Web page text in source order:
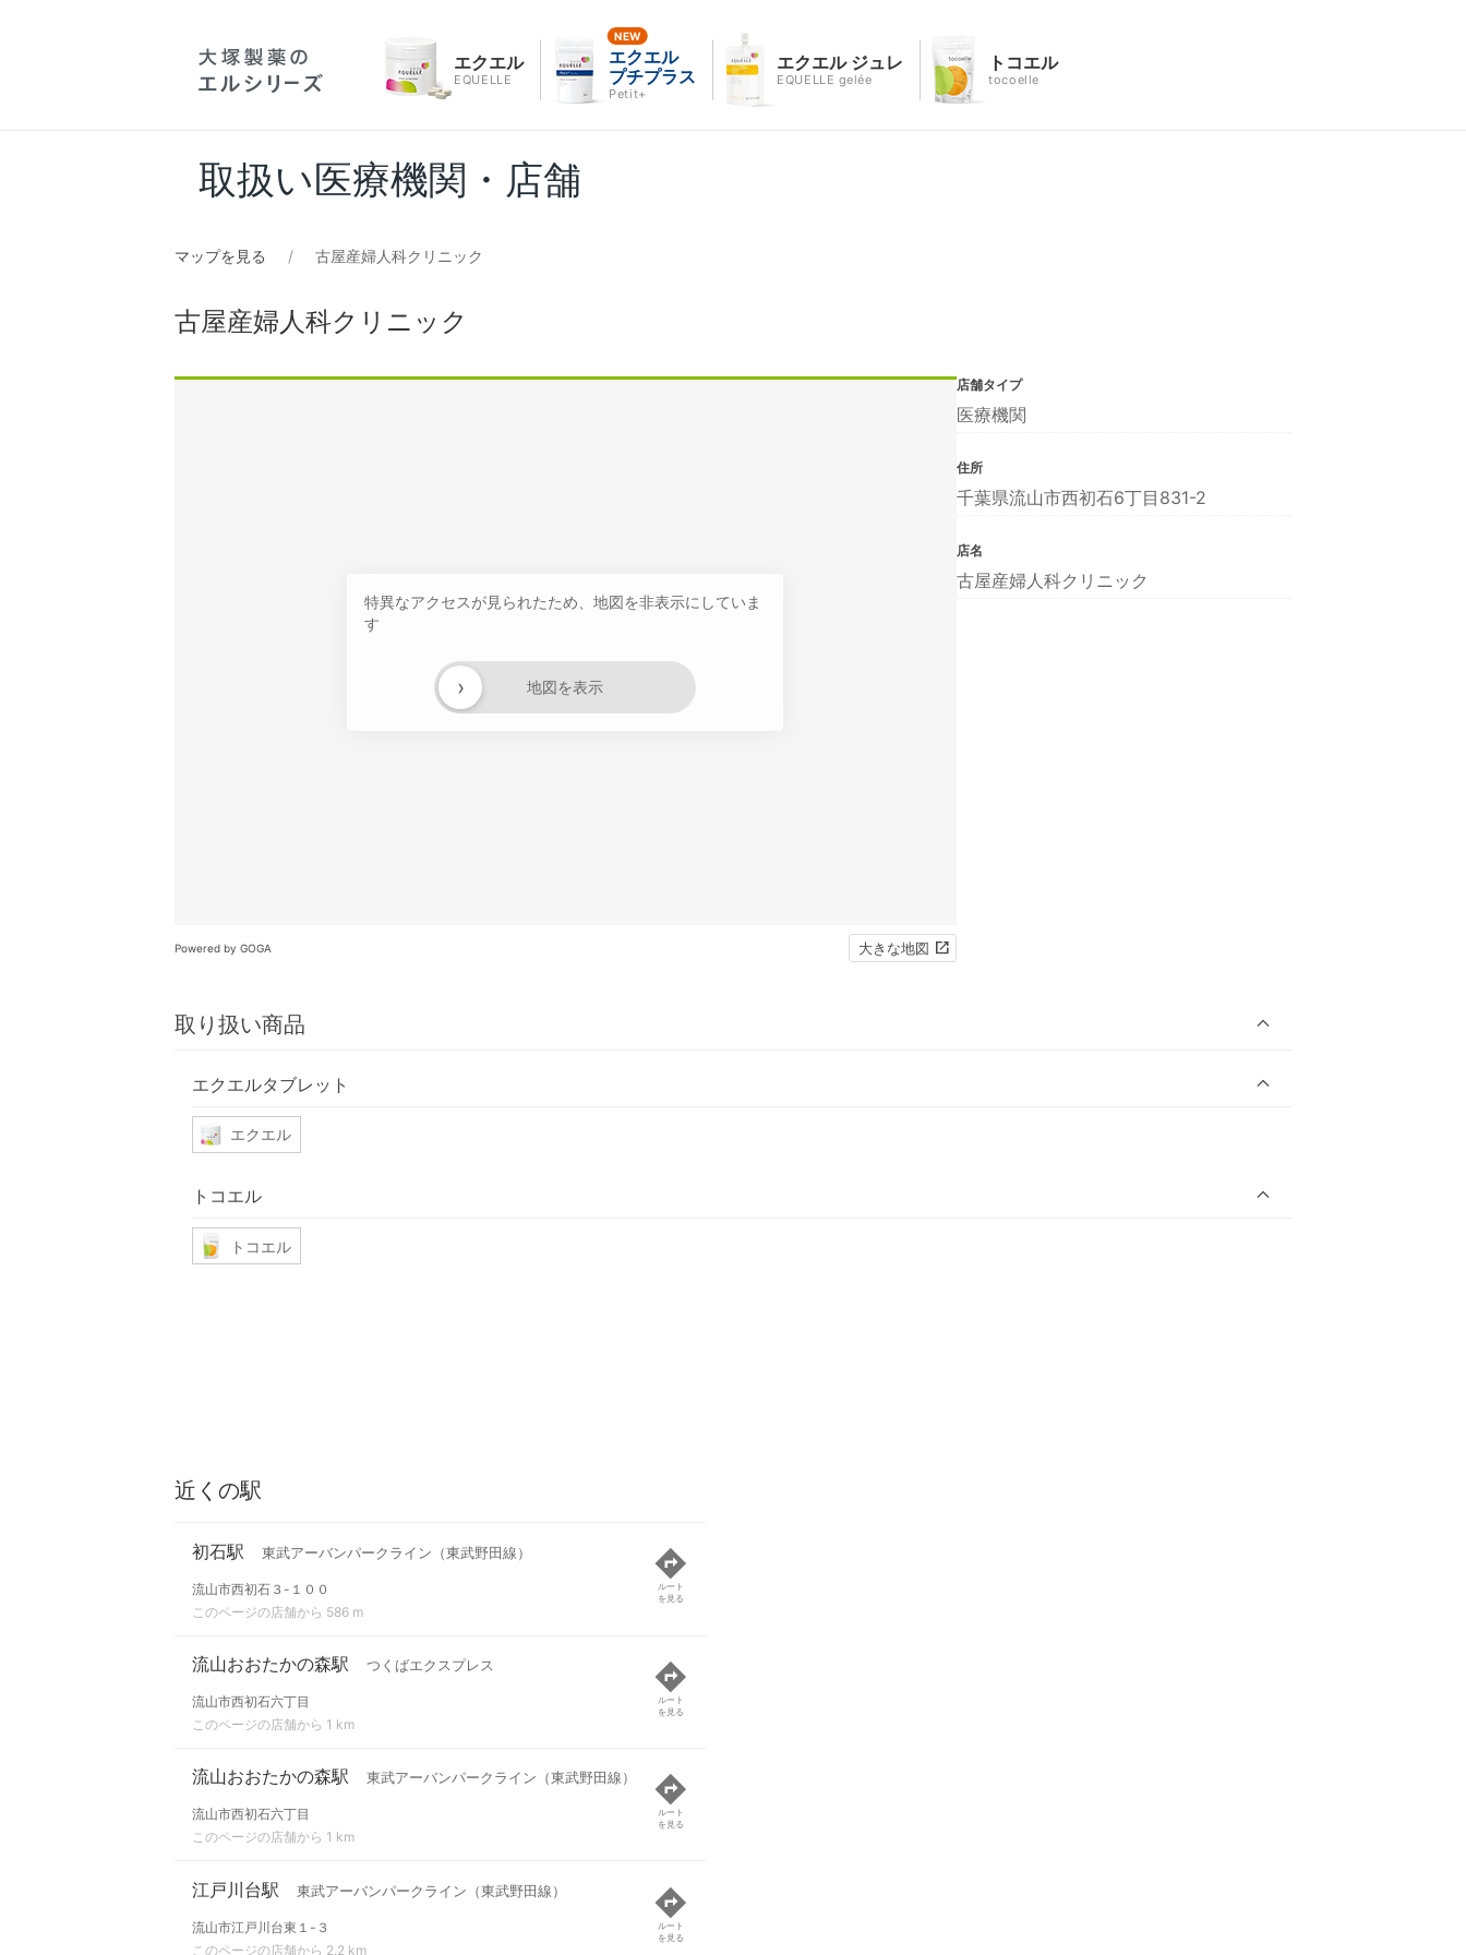
エクエル
EQUELLE
エクエル
プチプラス
Petit+
エクエル ジュレ
EQUELLE gelée
トコエル
tocoelle
取扱い医療機関・店舗
マップを見る 古屋産婦人科クリニック
古屋産婦人科クリニック
特異なアクセスが見られたため、地図を非表示にしていま
す
地図を表示
›
Powered by GOGA 大きな地図
取り扱い商品
エクエルタブレット
エクエル
トコエル
トコエル
店舗タイプ
医療機関
住所
千葉県流山市西初石6丁目831-2
店名
古屋産婦人科クリニック
近くの駅
初石駅 東武アーバンパークライン（東武野田線）
流山市西初石３-１００
このページの店舗から 586 m
ルート
を見る
流山おおたかの森駅 つくばエクスプレス
流山市西初石六丁目
このページの店舗から 1 km
ルート
を見る
流山おおたかの森駅 東武アーバンパークライン（東武野田線）
流山市西初石六丁目
このページの店舗から 1 km
ルート
を見る
江戸川台駅 東武アーバンパークライン（東武野田線）
流山市江戸川台東１-３
このページの店舗から 2.2 km
ルート
を見る